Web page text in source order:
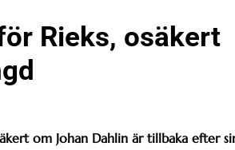
Rieks, osäkert
om Johan Dahlin är tillbaka efter